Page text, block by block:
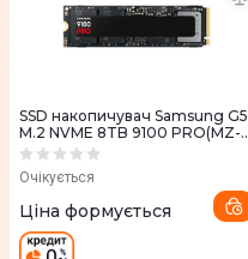
SSD накопичувач Samsung G5
M.2 NVME 8TB 9100 PRO(MZ-
VAP8T0BW)
Очікується
Ціна формується